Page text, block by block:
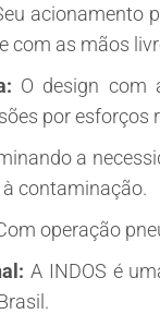
acionamento
com as mãos
O design com
por esforços
a
contaminação.
operação
A INDOS é